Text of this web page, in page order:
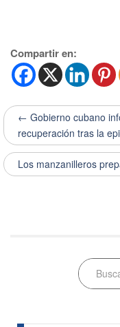
Compartir en:
← Gobierno cubano
recuperación tras la
Los manzanilleros